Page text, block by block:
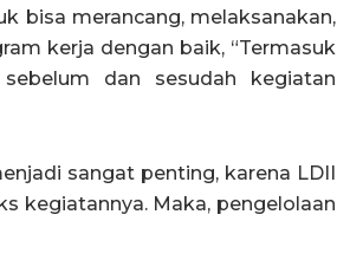
bisa merancang, melaksanakan,
kerja dengan baik, “Termasuk
dan sesudah kegiatan
sangat penting, karena LDII
kegiatannya. Maka, pengelolaan